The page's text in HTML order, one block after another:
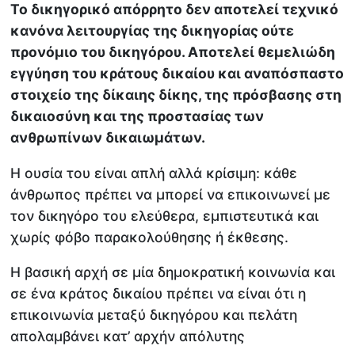
Το δικηγορικό απόρρητο δεν αποτελεί τεχνικό
κανόνα λειτουργίας της δικηγορίας ούτε
προνόμιο του δικηγόρου. Αποτελεί θεμελιώδη
εγγύηση του κράτους δικαίου και αναπόσπαστο
στοιχείο της δίκαιης δίκης, της πρόσβασης στη
δικαιοσύνη και της προστασίας των
ανθρωπίνων δικαιωμάτων.
Η ουσία του είναι απλή αλλά κρίσιμη: κάθε
άνθρωπος πρέπει να μπορεί να επικοινωνεί με
τον δικηγόρο του ελεύθερα, εμπιστευτικά και
χωρίς φόβο παρακολούθησης ή έκθεσης.
Η βασική αρχή σε μία δημοκρατική κοινωνία και
σε ένα κράτος δικαίου πρέπει να είναι ότι η
επικοινωνία μεταξύ δικηγόρου και πελάτη
απολαμβάνει κατ’ αρχήν απόλυτης